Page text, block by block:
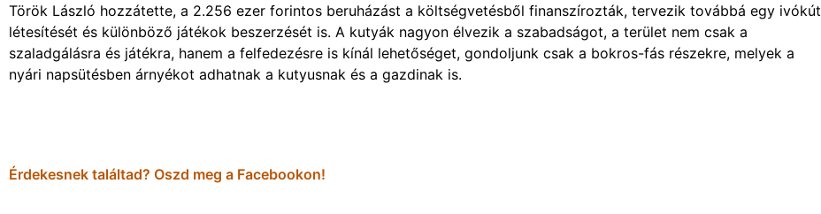
Török László hozzátette, a 2.256 ezer forintos beruházást a költségvetésből finanszírozták, tervezik továbbá egy ivókút
létesítését és különböző játékok beszerzését is. A kutyák nagyon élvezik a szabadságot, a terület nem csak a
szaladgálásra és játékra, hanem a felfedezésre is kínál lehetőséget, gondoljunk csak a bokros-fás részekre, melyek a
nyári napsütésben árnyékot adhatnak a kutyusnak és a gazdinak is.
Érdekesnek találtad? Oszd meg a Facebookon!